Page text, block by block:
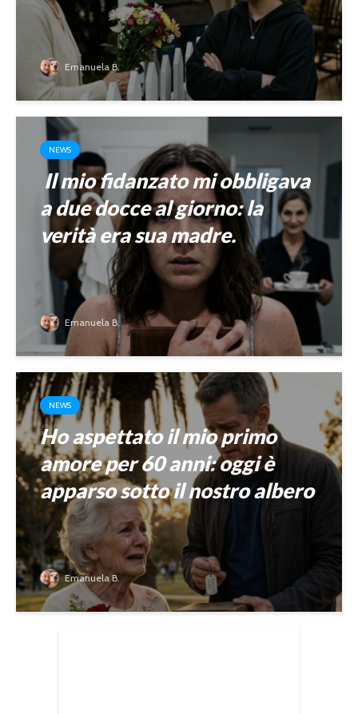
Emanuela B.
NEWS
Il mio fidanzato mi obbligava
a due docce al giorno: la
verità era sua madre.
Emanuela B.
NEWS
Ho aspettato il mio primo
amore per 60 anni: oggi è
apparso sotto il nostro albero
Emanuela B.